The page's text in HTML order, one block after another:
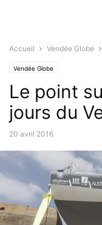
Accueil Vendée Globe
Vendée Globe
Le point
jours du
20 avril 2016